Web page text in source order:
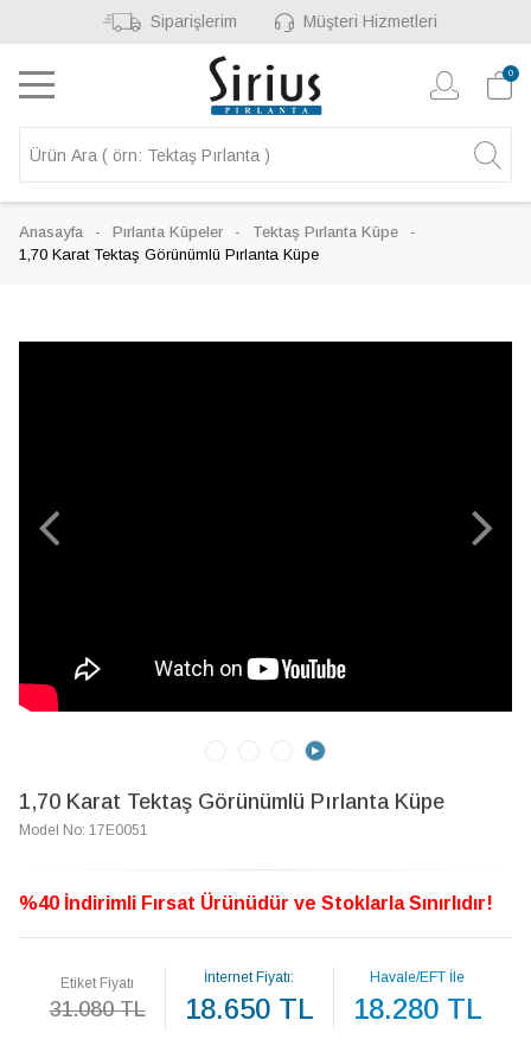
Siparişlerim Müşteri Hizmetleri
0
Anasayfa Pırlanta Küpeler
Tektaş Pırlanta Küpe
1,70 Karat Tektaş Görünümlü Pırlanta Küpe
1,70 Karat Tektaş Görünümlü Pırlanta Küpe
Model No: 17E0051
%40 İndirimli Fırsat Ürünüdür ve Stoklarla Sınırlıdır!
Etiket Fiyatı
31.080 TL
İnternet Fiyatı:
18.650 TL
Havale/EFT İle
18.280 TL